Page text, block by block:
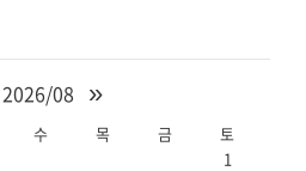
2026/08 »
수 목 금
토
1